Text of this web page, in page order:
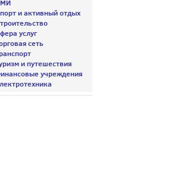
и активный отдых
услуг
сеть
и путешествия
учреждения